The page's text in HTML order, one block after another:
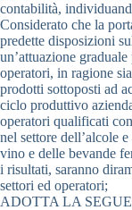
contabilità,
Considerato che la
predette disposizioni
un’attuazione
operatori, in ragione
prodotti sottoposti ad
ciclo produttivo
operatori qualificati
nel settore dell’alcole
vino e delle bevande
i risultati, saranno
settori ed operatori;
ADOTTA LA